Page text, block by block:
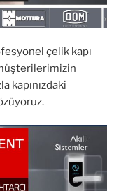
çelik kapı
kapınızdaki